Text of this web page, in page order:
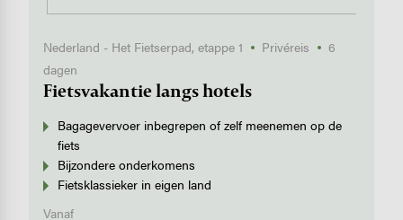
Nederland - Het Fietserpad, etappe 1 Privéreis
6
dagen
Fietsvakantie langs hotels
Bagagevervoer inbegrepen of zelf meenemen op de
fiets
Bijzondere onderkomens
Fietsklassieker in eigen land
Vanaf